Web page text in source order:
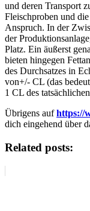
und deren Transport
Fleischproben und
Anspruch. In der
der
Platz. Ein äußerst
bieten hingegen
des Durchsatzes in
von+/- CL (das
1 CL des
Übrigens aufhttps://
dich eingehend über
Related posts: